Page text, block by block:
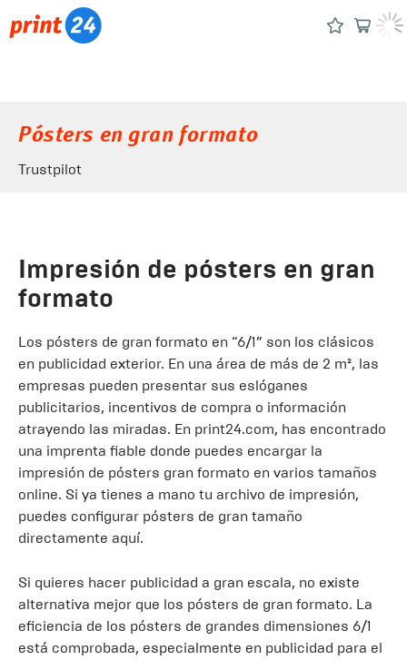
Pósters en gran formato
Trustpilot
Impresión de pósters en gran
formato
Los pósters de gran formato en “6/1” son los clásicos
en publicidad exterior. En una área de más de 2 m², las
empresas pueden presentar sus eslóganes
publicitarios, incentivos de compra o información
atrayendo las miradas. En print24.com, has encontrado
una imprenta fiable donde puedes encargar la
impresión de pósters gran formato en varios tamaños
online. Si ya tienes a mano tu archivo de impresión,
puedes configurar pósters de gran tamaño
directamente aquí.
Si quieres hacer publicidad a gran escala, no existe
alternativa mejor que los pósters de gran formato. La
eficiencia de los pósters de grandes dimensiones 6/1
está comprobada, especialmente en publicidad para el